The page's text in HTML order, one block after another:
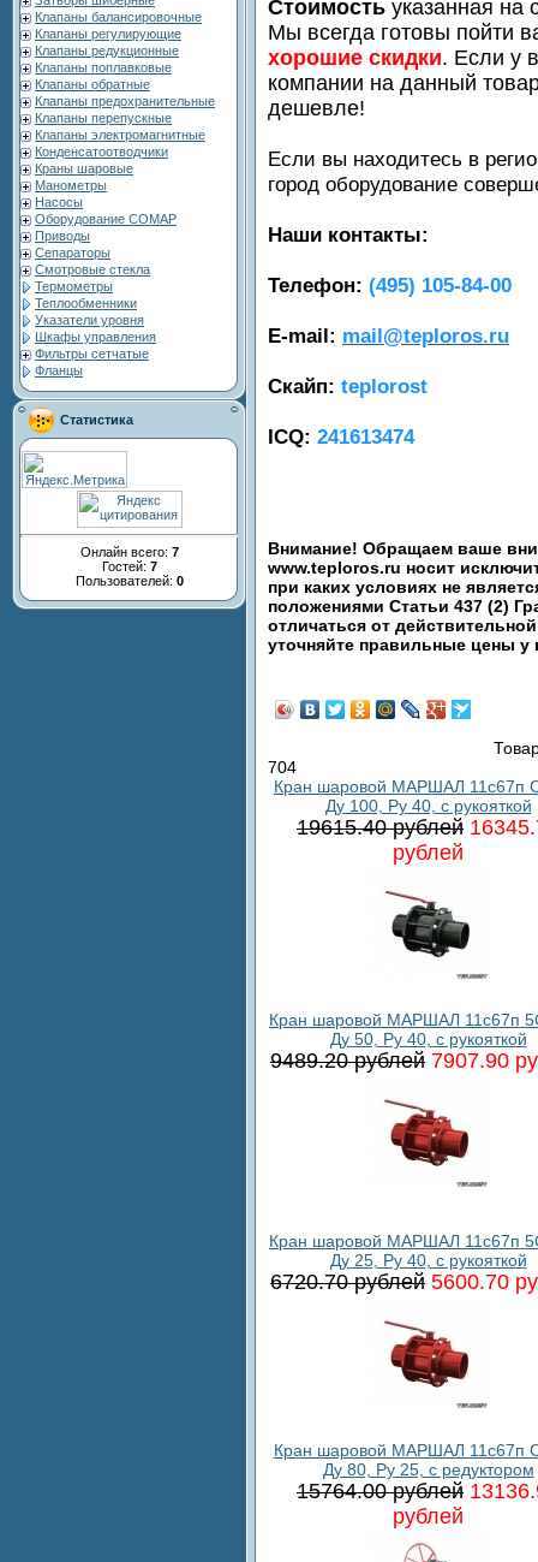
Клапаны балансировочные
Клапаны регулирующие
Клапаны редукционные
Клапаны поплавковые
Клапаны обратные
Клапаны предохранительные
Клапаны перепускные
Клапаны электромагнитные
Конденсатоотводчики
Краны шаровые
Манометры
Насосы
Оборудование COMAP
Приводы
Сепараторы
Смотровые стекла
Термометры
Теплообменники
Указатели уровня
Шкафы управления
Фильтры сетчатые
Фланцы
Статистика
Онлайн всего: 7
Гостей: 7
Пользователей: 0
Стоимость указанная на
Мы всегда готовы пойти
хорошие скидки. Если у
компании на данный
дешевле!
Если вы находитесь в
город оборудование
Наши контакты:
Телефон: (495) 105-84-00
E-mail: mail@teploros.ru
Скайп: teplorost
ICQ: 241613474
Внимание! Обращаем ваше
www.teploros.ru носит
при каких условиях не
положениями Статьи 437 (2)
отличаться от
уточняйте правильные цены
704
Кран шаровой МАРШАЛ 11с67п
Ду 100, Ру 40, с рукояткой
19615.40 рублей
рублей
Кран шаровой МАРШАЛ 11с67п
Ду 50, Ру 40, с рукояткой
9489.20 рублей 7907.90
Кран шаровой МАРШАЛ 11с67п
Ду 25, Ру 40, с рукояткой
6720.70 рублей 5600.70
Кран шаровой МАРШАЛ 11с67п
Ду 80, Ру 25, с редуктором
15764.00 рублей
рублей